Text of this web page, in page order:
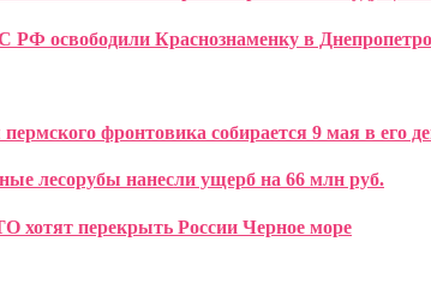
освободили Краснознаменку в
фронтовика собирается 9 мая в его
лесорубы нанесли ущерб на 66 млн руб.
хотят перекрыть России Черное море